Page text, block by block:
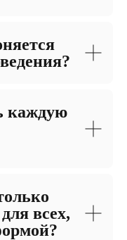
каждую
всех,